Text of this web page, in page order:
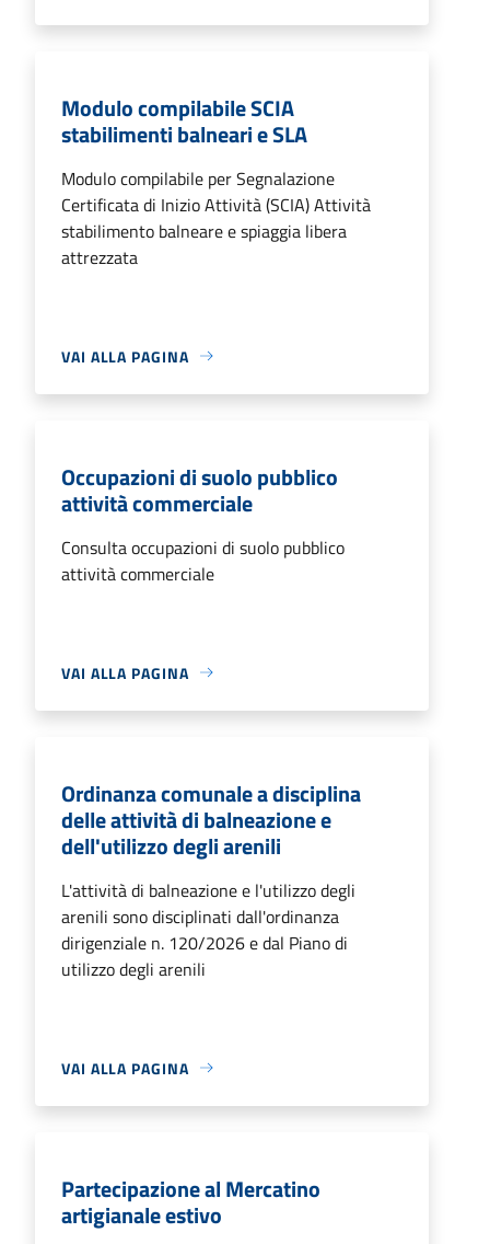
Modulo compilabile SCIA
stabilimenti balneari e SLA
Modulo compilabile per Segnalazione
Certificata di Inizio Attività (SCIA) Attività
stabilimento balneare e spiaggia libera
attrezzata
VAI ALLA PAGINA
Occupazioni di suolo pubblico
attività commerciale
Consulta occupazioni di suolo pubblico
attività commerciale
VAI ALLA PAGINA
Ordinanza comunale a disciplina
delle attività di balneazione e
dell'utilizzo degli arenili
L'attività di balneazione e l'utilizzo degli
arenili sono disciplinati dall'ordinanza
dirigenziale n. 120/2026 e dal Piano di
utilizzo degli arenili
VAI ALLA PAGINA
Partecipazione al Mercatino
artigianale estivo